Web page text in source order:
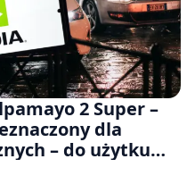
2 Super –
dla
– do użytku